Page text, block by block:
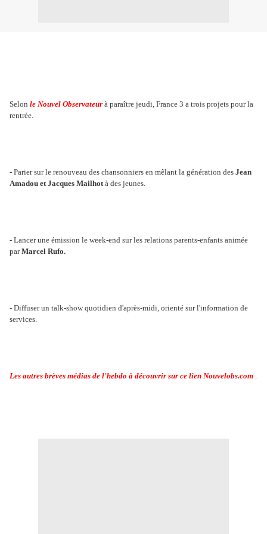
Selon le Nouvel Observateur à paraître jeudi, France 3 a trois projets pour la
rentrée.
- Parier sur le renouveau des chansonniers en mêlant la génération des Jean
Amadou et Jacques Mailhotà des jeunes.
- Lancer une émission le week-end sur les relations parents-enfants animée
parMarcel Rufo.
- Diffuser un talk-show quotidien d'après-midi, orienté sur l'information de
services.
Les autres brèves médias de l'hebdo à découvrir sur ce lien Nouvelobs.com .